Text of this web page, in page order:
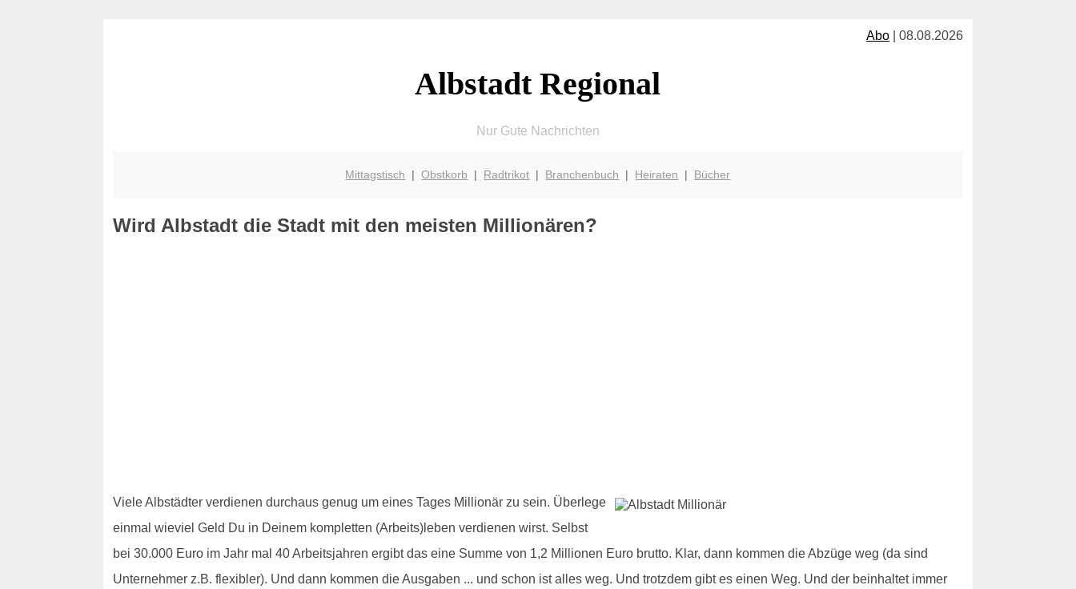
Abo | 08.08.2026
Albstadt Regional
Nur Gute Nachrichten
Mittagstisch |Obstkorb | Radtrikot | Branchenbuch | Heiraten | Bücher
Wird Albstadt die Stadt mit den meisten Millionären?
Viele Albstädter verdienen durchaus genug um eines Tages Millionär zu sein. Überlege
einmal wieviel Geld Du in Deinem kompletten (Arbeits)leben verdienen wirst. Selbst
bei 30.000 Euro im Jahr mal 40 Arbeitsjahren ergibt das eine Summe von 1,2 Millionen Euro brutto. Klar, dann kommen die Abzüge weg (da sind
Unternehmer z.B. flexibler). Und dann kommen die Ausgaben ... und schon ist alles weg. Und trotzdem gibt es einen Weg. Und der beinhaltet immer